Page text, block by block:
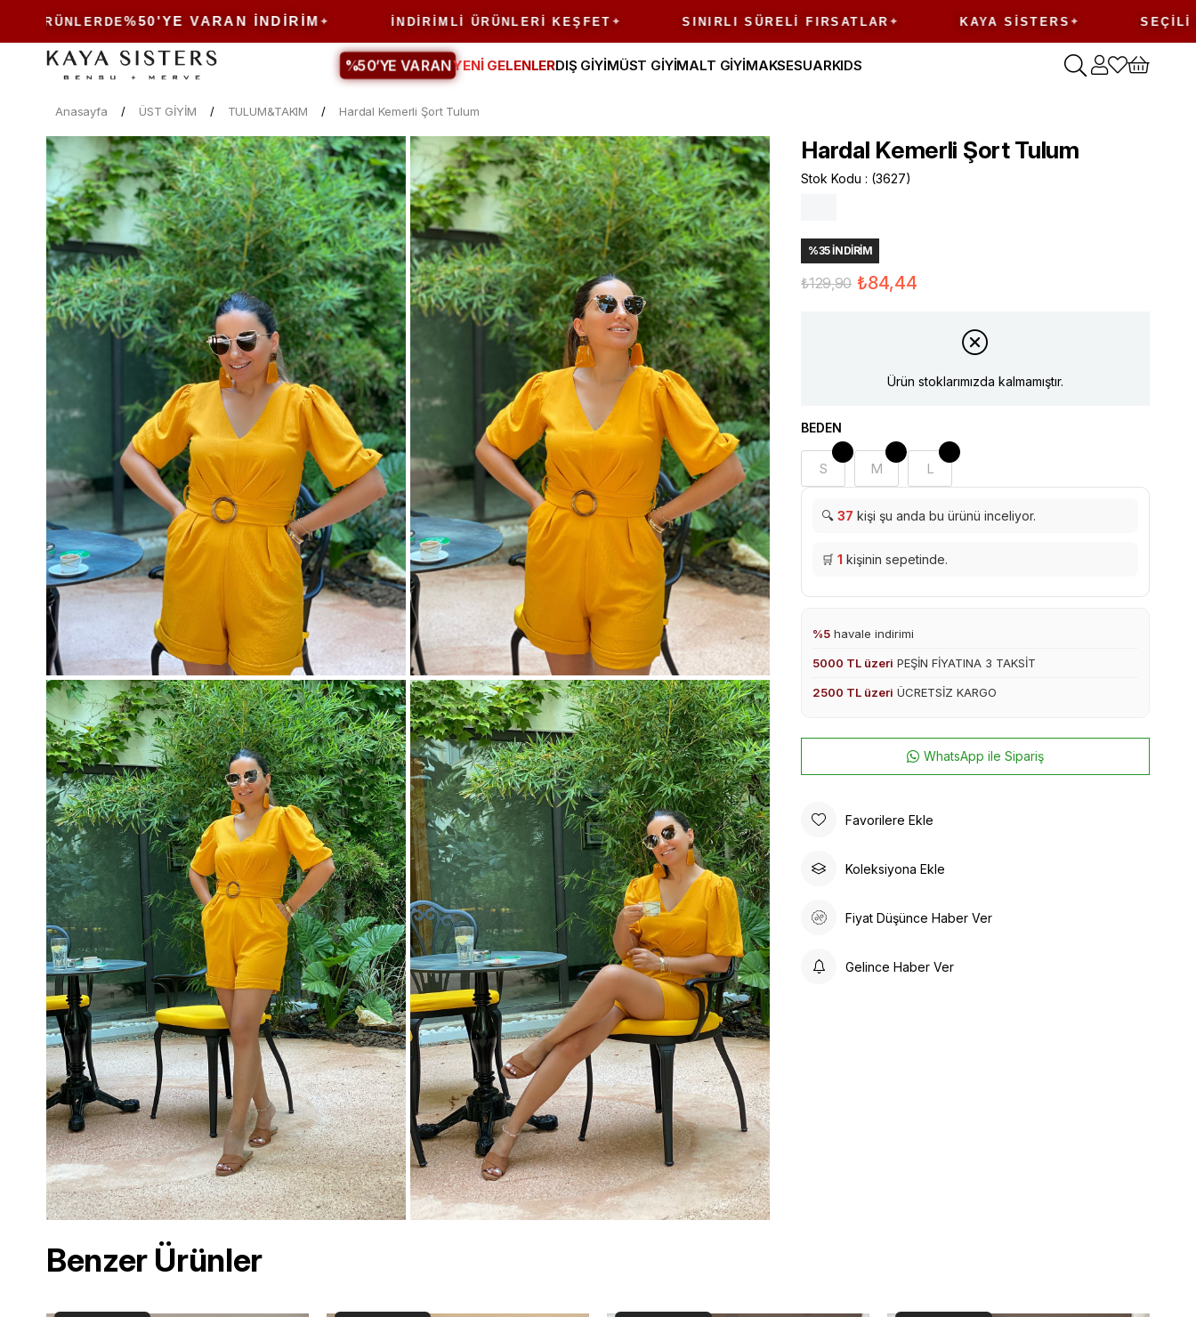
%50'YE VARAN İNDIRIM İNDIRIMLI ÜRÜNLERI KEŞFET SINIRLI SÜRELI FIRSATLAR KAYA SISTERS SEÇILI
%50’YE VARANYENİ GELENLERDIŞ GİYİMÜST GİYİMALT GİYİMAKSESUARKIDS
Anasayfa ÜST GİYİM TULUM&TAKIM Hardal Kemerli Şort Tulum
Hardal Kemerli Şort Tulum
Stok Kodu (3627)
%35İNDIRIM
₺129,90 ₺84,44
Ürün stoklarımızda kalmamıştır.
BEDEN
S M L
🔍37 kişi şu anda bu ürünü inceliyor.
🛒1 kişinin sepetinde.
%5 havale indirimi
5000 TL üzeri PEŞİN FİYATINA 3 TAKSİT
2500 TL üzeri ÜCRETSİZ KARGO
WhatsApp ile Sipariş
Favorilere Ekle
Koleksiyona Ekle
Fiyat Düşünce Haber Ver
Gelince Haber Ver
Benzer Ürünler